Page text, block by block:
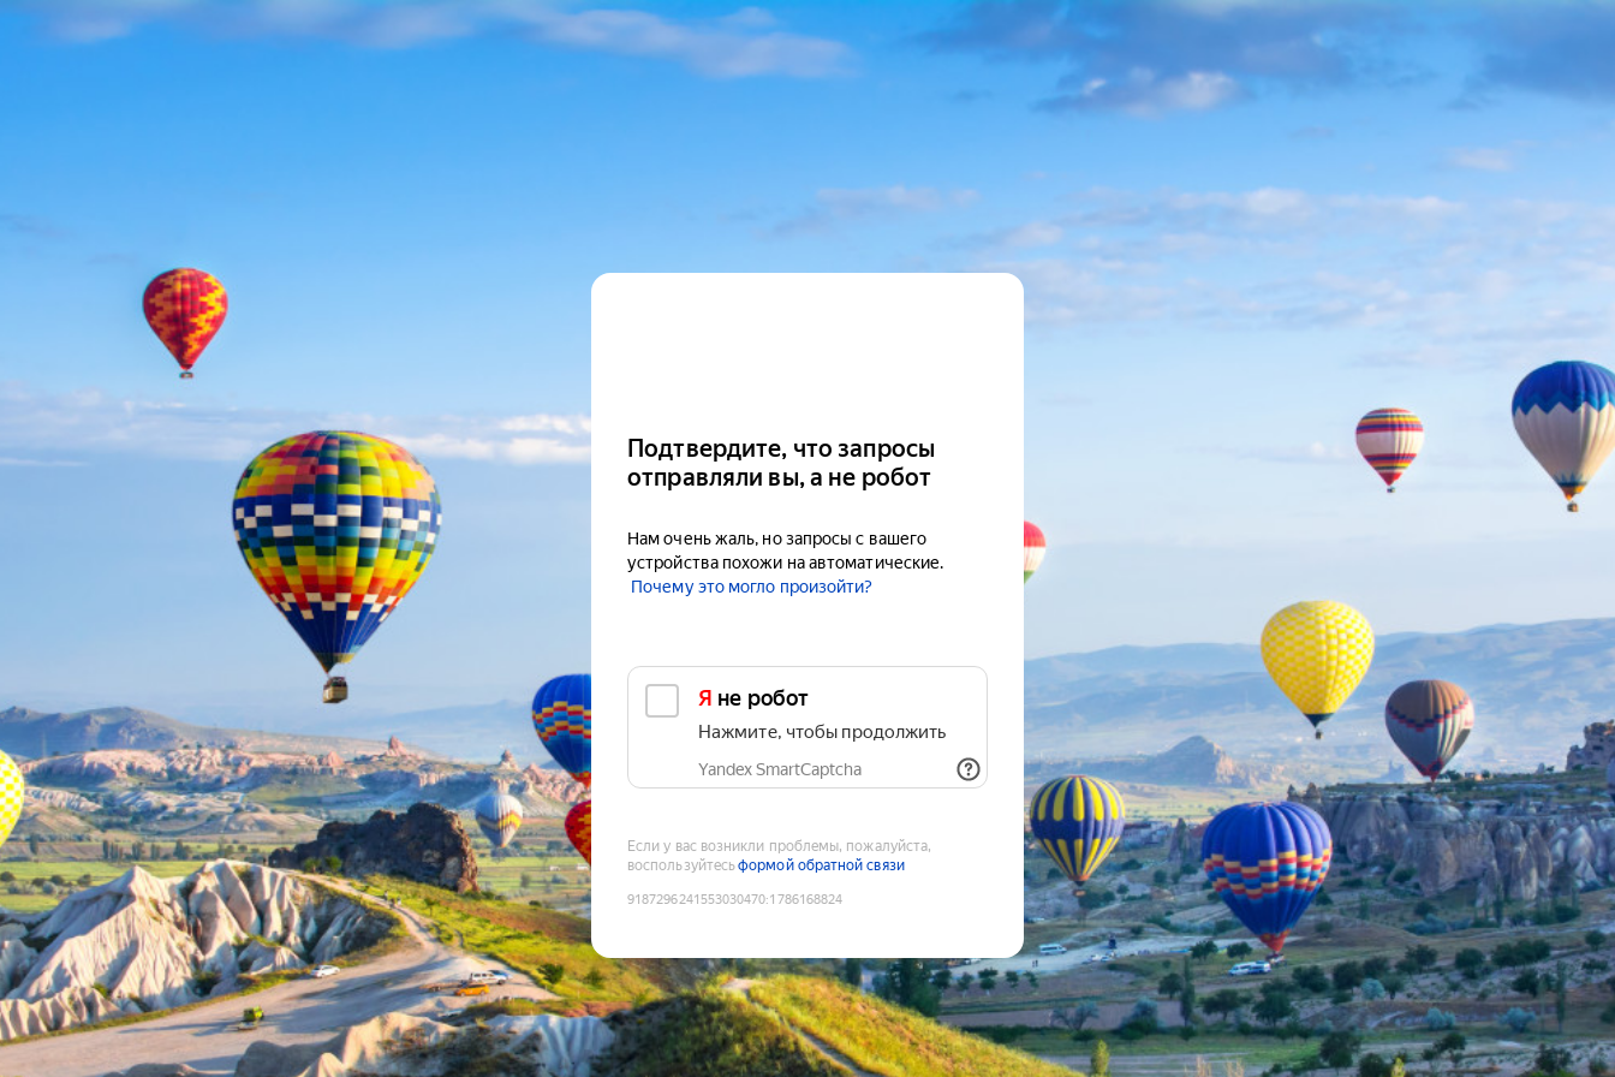
Подтвердите, что запросы
отправляли вы, а не робот
Нам очень жаль, но запросы с вашего
устройства похожи на автоматические.
Почему это могло произойти?
Я не робот
Нажмите, чтобы продолжить
Yandex SmartCaptcha
Если у вас возникли проблемы, пожалуйста,
воспользуйтесьформой обратной связи
9187296241553030470:1786168824